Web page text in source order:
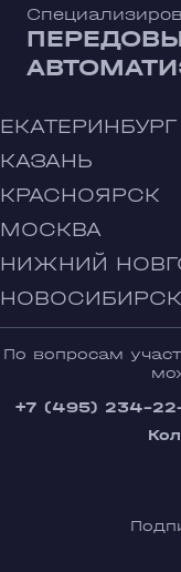
ЕКАТЕРИНБУРГ
КАЗАНЬ
КРАСНОЯРСК
МОСКВА
НИЖНИЙ
НОВОСИБИРСК
По вопросам
+7 (495) 234-